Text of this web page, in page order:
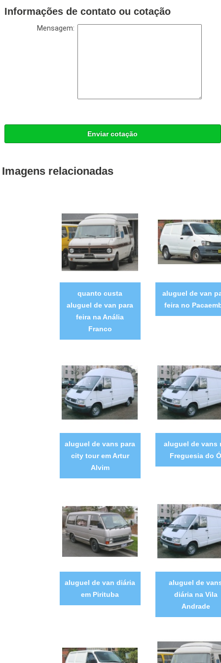
Informações de contato ou cotação
Mensagem:
Enviar cotação
Imagens relacionadas
quanto custa
aluguel de van para
feira na Anália
Franco
aluguel de van
feira no
aluguel de vans para
city tour em Artur
Alvim
aluguel de vans
Freguesia do Ó
aluguel de van diária
em Pirituba
aluguel de
diária na Vila
Andrade